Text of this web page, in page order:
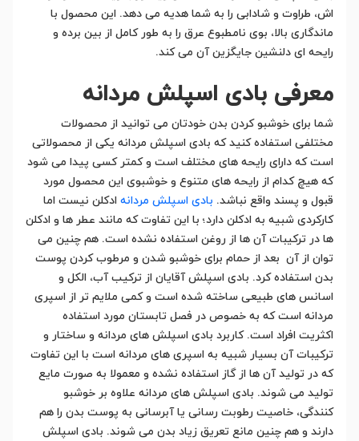
اش، طراوت و شادابی را به شما هدیه می دهد. این محصول با
ماندگاری بالا، بوی نامطبوع عرق را به طور کامل از بین برده و
رایحه ای دلنشین جایگزین آن می کند.
معرفی بادی اسپلش مردانه
شما برای خوشبو کردن بدن خودتان می توانید از محصولات
مختلفی استفاده کنید که بادی اسپلش مردانه یکی از محصولاتی
است که دارای رایحه های مختلف است و کمتر کسی پیدا می شود
که هیچ کدام از رایحه های متنوع و خوشبوی این محصول مورد
قبول و پسند واقع نباشد. بادی اسپلش مردانه ادکلن نیست اما
کارکردی شبیه به ادکلن دارد؛ با این تفاوت که مانند عطر ها و ادکلن
ها در ترکیبات آن ها از روغن استفاده نشده است. هم چنین می
توان از آن بعد از حمام برای خوشبو شدن و مرطوب کردن پوست
بدن استفاده کرد. بادی اسپلش آقایان از ترکیب آب، الکل و
اسانس های طبیعی ساخته شده است و کمی ملایم تر از اسپری
مردانه است که به خصوص در فصل تابستان مورد استفاده
اکثریت افراد است. کاربرد بادی اسپلش های مردانه و ساختار و
ترکیبات آن بسیار شبیه به اسپری های مردانه است با این تفاوت
که در تولید آن ها از گاز استفاده نشده و معمولا به صورت مایع
تولید می شوند. بادی اسپلش های مردانه علاوه بر خوشبو
کنندگی، خاصیت رطوبت رسانی یا آبرسانی به پوست بدن را هم
دارند و هم چنین مانع تعریق زیاد بدن می شوند. بادی اسپلش